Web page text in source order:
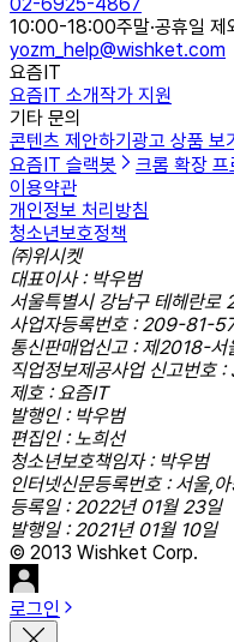
10:00-18:00주말·공휴일 제
yozm_help@wishket.com
요즘IT
요즘IT 소개작가 지원
기타 문의
콘텐츠 제안하기 광고 상품 보기
요즘IT 슬랙봇
크롬 확장 프
이용약관
개인정보 처리방침
청소년보호정책
㈜위시켓
대표이사 : 박우범
서울특별시 강남구 테헤란로
사업자등록번호 : 209-81-
통신판매업신고 : 제2018-
직업정보제공사업 신고번
제호 : 요즘IT
발행인 : 박우범
편집인 : 노희선
청소년보호책임자 : 박우범
인터넷신문등록번호 : 서울,
등록일 : 2022년 01월 23일
발행일 : 2021년 01월 10일
© 2013 Wishket Corp.
로그인